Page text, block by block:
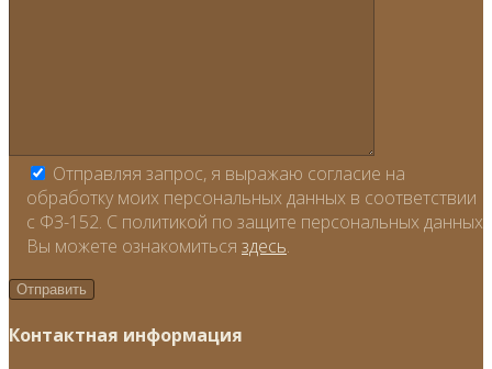
Отправляя запрос, я выражаю согласие на
обработку моих персональных данных в соответствии
с ФЗ-152. С политикой по защите персональных данных
Вы можете ознакомиться здесь.
Контактная информация